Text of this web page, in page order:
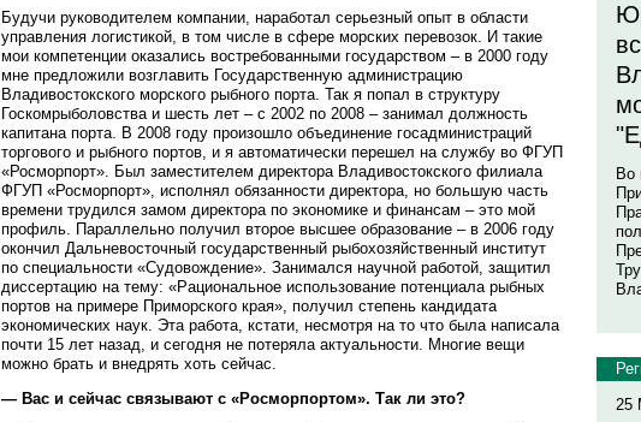
Будучи руководителем компании, наработал серьезный опыт в области
управления логистикой, в том числе в сфере морских перевозок. И такие
мои компетенции оказались востребованными государством – в 2000 году
мне предложили возглавить Государственную администрацию
Владивостокского морского рыбного порта. Так я попал в структуру
Госкомрыболовства и шесть лет – с 2002 по 2008 – занимал должность
капитана порта. В 2008 году произошло объединение госадминистраций
торгового и рыбного портов, и я автоматически перешел на службу во ФГУП
«Росморпорт». Был заместителем директора Владивостокского филиала
ФГУП «Росморпорт», исполнял обязанности директора, но большую часть
времени трудился замом директора по экономике и финансам – это мой
профиль. Параллельно получил второе высшее образование – в 2006 году
окончил Дальневосточный государственный рыбохозяйственный институт
по специальности «Судовождение». Занимался научной работой, защитил
диссертацию на тему: «Рациональное использование потенциала рыбных
портов на примере Приморского края», получил степень кандидата
экономических наук. Эта работа, кстати, несмотря на то что была написала
почти 15 лет назад, и сегодня не потеряла актуальности. Многие вещи
можно брать и внедрять хоть сейчас.
— Вас и сейчас связывают с «Росморпортом». Так ли это?
Во
25